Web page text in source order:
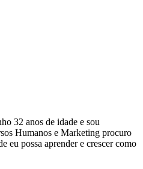
32 anos de idade e sou
Humanos e Marketing procuro
eu possa aprender e crescer como